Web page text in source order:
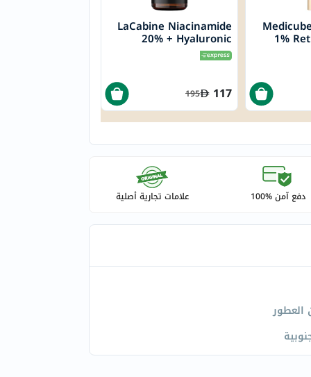
LaCabine Niacinamide
20% + Hyaluronic
Complex Pro Serum
30ml
117
195
1%
دفع آمن %100 علامات تجارية أصلية